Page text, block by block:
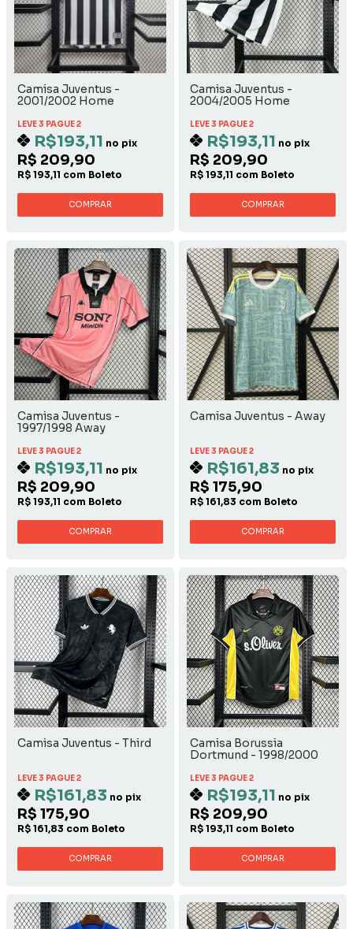
Camisa Juventus -
2001/2002 Home
LEVE 3 PAGUE 2
R$193,11 no pix
R$ 209,90
R$ 193,11 com Boleto
COMPRAR
Camisa Juventus -
2004/2005 Home
LEVE 3 PAGUE 2
R$193,11 no pix
R$ 209,90
R$ 193,11 com Boleto
COMPRAR
Camisa Juventus -
1997/1998 Away
LEVE 3 PAGUE 2
R$193,11 no pix
R$ 209,90
R$ 193,11 com Boleto
COMPRAR
Camisa Juventus - Away
LEVE 3 PAGUE 2
R$161,83 no pix
R$ 175,90
R$ 161,83 com Boleto
COMPRAR
Camisa Juventus - Third
LEVE 3 PAGUE 2
R$161,83 no pix
R$ 175,90
R$ 161,83 com Boleto
COMPRAR
Camisa Borussia
Dortmund - 1998/2000
LEVE 3 PAGUE 2
R$193,11 no pix
R$ 209,90
R$ 193,11 com Boleto
COMPRAR